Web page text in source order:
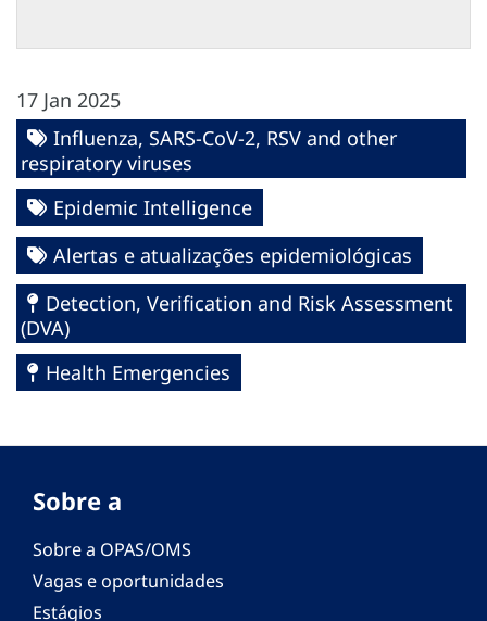
17 Jan 2025
Influenza, SARS-CoV-2, RSV and other
respiratory viruses
Epidemic Intelligence
Alertas e atualizações epidemiológicas
Detection, Verification and Risk Assessment
(DVA)
Health Emergencies
Sobre a
Sobre a OPAS/OMS
Vagas e oportunidades
Estágios